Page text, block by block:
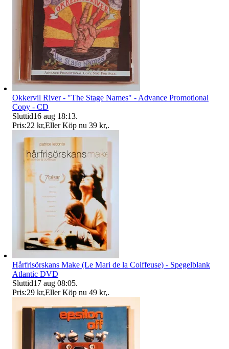
Okkervil River - "The Stage Names" - Advance Promotional
Copy - CD
Sluttid16 aug 18:13.
Pris:22 kr,Eller Köp nu 39 kr,.
Hårfrisörskans Make (Le Mari de la Coiffeuse) - Spegelblank
Atlantic DVD
Sluttid17 aug 08:05.
Pris:29 kr,Eller Köp nu 49 kr,.